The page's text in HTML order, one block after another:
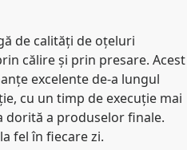
de calități de oțeluri
călire şi prin presare. Acest
excelente de-a lungul
cu un timp de execuție mai
dorită a produselor finale.
fel în fiecare zi.